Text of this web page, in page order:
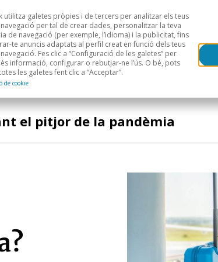
sectorial Àrees geogràfiques
utilitza galetes pròpies i de tercers per analitzar els teus
per tal de crear dades, personalitzar la teva
de navegació (per exemple, l’idioma) i la publicitat, fins
te anuncis adaptats al perfil creat en funció dels teus
Fes clic a “Configuració de les galetes” per
informació, configurar o rebutjar-ne l’ús. O bé, pots
les galetes fent clic a “Acceptar”.
de cookie
el pitjor de la pandèmia